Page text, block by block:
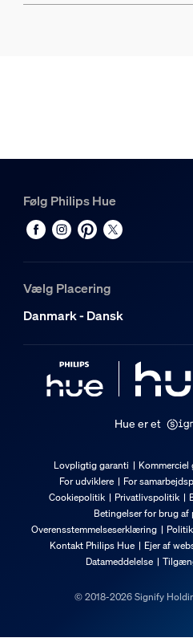
Følg Philips Hue
Vælg Placering
Danmark - Dansk
Hue er et
Lovpligtig garanti Kommerciel
For udviklere
For
Cookiepolitik
Privatlivspolitik
Betingelser for brug af
Overensstemmelseserklæring
Kontakt Philips Hue
Ejer af
Datameddelelse
© 2018-2026 Signify